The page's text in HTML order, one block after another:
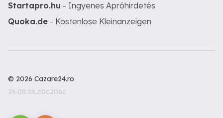
Startapro.hu - Ingyenes Apróhirdetés
Quoka.de - Kostenlose Kleinanzeigen
© 2026 Cazare24.ro
26.08.06.c0c206c